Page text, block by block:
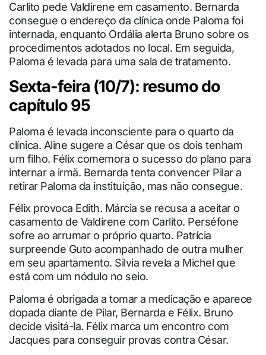
Carlito pede Valdirene em casamento. Bernarda
consegue o endereço da clínica onde Paloma foi
internada, enquanto Ordália alerta Bruno sobre os
procedimentos adotados no local. Em seguida,
Paloma é levada para uma sala de tratamento.
Sexta-feira (10/7): resumo do
capítulo 95
Paloma é levada inconsciente para o quarto da
clínica. Aline sugere a César que os dois tenham
um filho. Félix comemora o sucesso do plano para
internar a irmã. Bernarda tenta convencer Pilar a
retirar Paloma da instituição, mas não consegue.
Félix provoca Edith. Márcia se recusa a aceitar o
casamento de Valdirene com Carlito. Perséfone
sofre ao arrumar o próprio quarto. Patrícia
surpreende Guto acompanhado de outra mulher
em seu apartamento. Silvia revela a Michel que
está com um nódulo no seio.
Paloma é obrigada a tomar a medicação e aparece
dopada diante de Pilar, Bernarda e Félix. Bruno
decide visitá-la. Félix marca um encontro com
Jacques para conseguir provas contra César.